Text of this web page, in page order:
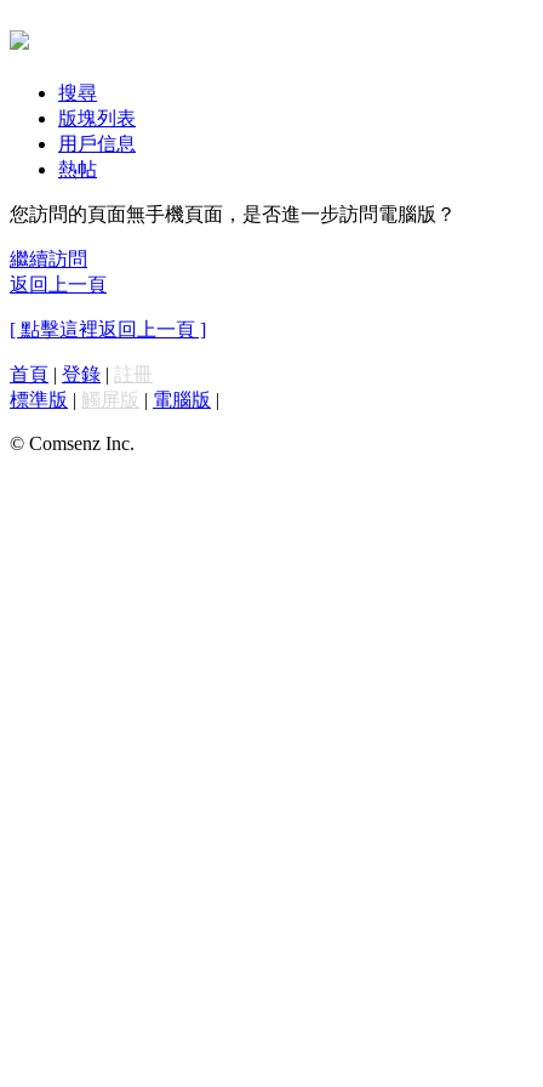
搜尋
版塊列表
用戶信息
熱帖
您訪問的頁面無手機頁面，是否進一步訪問電腦版？
繼續訪問
返回上一頁
[ 點擊這裡返回上一頁 ]
首頁 | 登錄 | 註冊
標準版 | 觸屏版 | 電腦版 |
© Comsenz Inc.